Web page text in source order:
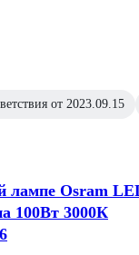
от 2023.09.15
лампе Osram
100Вт 3000К